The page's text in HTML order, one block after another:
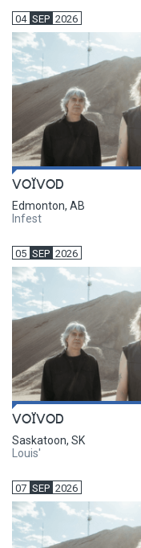
04 SEP 2026
VOÏVOD
Edmonton, AB
Infest
05 SEP 2026
VOÏVOD
Saskatoon, SK
Louis'
07 SEP 2026